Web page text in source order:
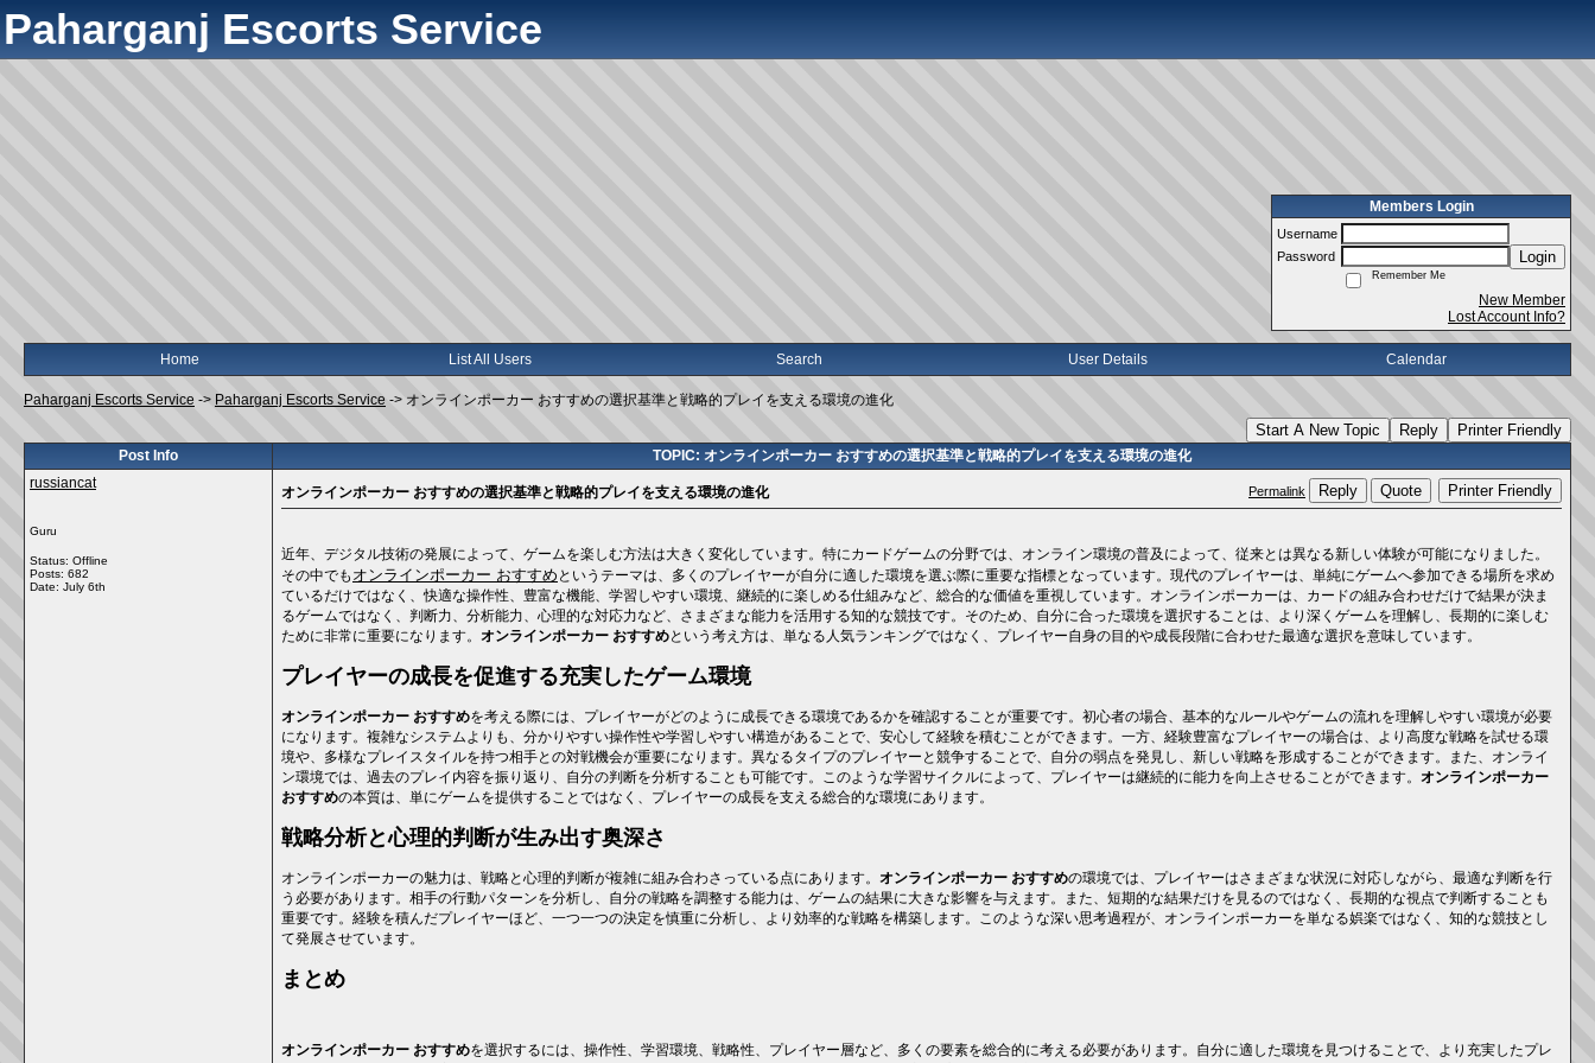
Paharganj Escorts Service
Members Login
Username
Password
Login
Remember Me
New Member
Lost Account Info?
Home List All Users Search User Details Calendar
Paharganj Escorts Service -> Paharganj Escorts Service -> オンラインポーカー おすすめの選択基準と戦略的プレイを支える環境の進化
Start A New Topic Reply Printer Friendly
Post Info
TOPIC: オンラインポーカー おすすめの選択基準と戦略的プレイを支える環境の進化
russiancat
Guru
Status: Offline
Posts: 682
Date: July 6th
オンラインポーカー おすすめの選択基準と戦略的プレイを支える環境の進化 Permalink Reply Quote Printer Friendly
近年、デジタル技術の発展によって、ゲームを楽しむ方法は大きく変化しています。特にカードゲームの分野では、オンライン環境の普及によって、従来とは異なる新しい体験が可能になりました。
その中でも オンラインポーカー おすすめ というテーマは、多くのプレイヤーが自分に適した環境を選ぶ際に重要な指標となっています。現代のプレイヤーは、単純にゲームへ参加できる場所を求め
ているだけではなく、快適な操作性、豊富な機能、学習しやすい環境、継続的に楽しめる仕組みなど、総合的な価値を重視しています。オンラインポーカーは、カードの組み合わせだけで結果が決ま
るゲームではなく、判断力、分析能力、心理的な対応力など、さまざまな能力を活用する知的な競技です。そのため、自分に合った環境を選択することは、より深くゲームを理解し、長期的に楽しむ
ために非常に重要になります。 オンラインポーカー おすすめという考え方は、単なる人気ランキングではなく、プレイヤー自身の目的や成長段階に合わせた最適な選択を意味しています。
プレイヤーの成長を促進する充実したゲーム環境
オンラインポーカー おすすめを考える際には、プレイヤーがどのように成長できる環境であるかを確認することが重要です。初心者の場合、基本的なルールやゲームの流れを理解しやすい環境が必要
になります。複雑なシステムよりも、分かりやすい操作性や学習しやすい構造があることで、安心して経験を積むことができます。一方、経験豊富なプレイヤーの場合は、より高度な戦略を試せる環
境や、多様なプレイスタイルを持つ相手との対戦機会が重要になります。異なるタイプのプレイヤーと競争することで、自分の弱点を発見し、新しい戦略を形成することができます。また、オンライ
ン環境では、過去のプレイ内容を振り返り、自分の判断を分析することも可能です。このような学習サイクルによって、プレイヤーは継続的に能力を向上させることができます。 オンラインポーカー
おすすめの本質は、単にゲームを提供することではなく、プレイヤーの成長を支える総合的な環境にあります。
戦略分析と心理的判断が生み出す奥深さ
オンラインポーカーの魅力は、戦略と心理的判断が複雑に組み合わさっている点にあります。 オンラインポーカー おすすめの環境では、プレイヤーはさまざまな状況に対応しながら、最適な判断を行
う必要があります。相手の行動パターンを分析し、自分の戦略を調整する能力は、ゲームの結果に大きな影響を与えます。また、短期的な結果だけを見るのではなく、長期的な視点で判断することも
重要です。経験を積んだプレイヤーほど、一つ一つの決定を慎重に分析し、より効率的な戦略を構築します。このような深い思考過程が、オンラインポーカーを単なる娯楽ではなく、知的な競技とし
て発展させています。
まとめ
オンラインポーカー おすすめを選択するには、操作性、学習環境、戦略性、プレイヤー層など、多くの要素を総合的に考える必要があります。自分に適した環境を見つけることで、より充実したプレ